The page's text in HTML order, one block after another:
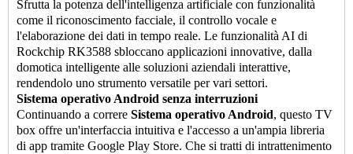
Sfrutta la potenza dell'intelligenza artificiale con funzionalità
come il riconoscimento facciale, il controllo vocale e
l'elaborazione dei dati in tempo reale. Le funzionalità AI di
Rockchip RK3588 sbloccano applicazioni innovative, dalla
domotica intelligente alle soluzioni aziendali interattive,
rendendolo uno strumento versatile per vari settori.
Sistema operativo Android senza interruzioni
Continuando a correre Sistema operativo Android, questo TV
box offre un'interfaccia intuitiva e l'accesso a un'ampia libreria
di app tramite Google Play Store. Che si tratti di intrattenimento